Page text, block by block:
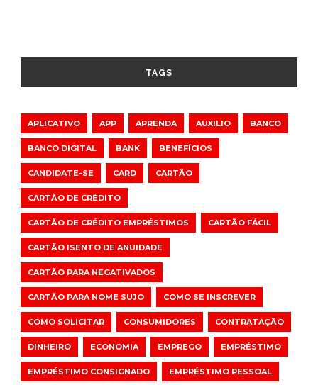
TAGS
APLICATIVO APP APRENDA AUXILIO BANCO
BANCO DIGITAL BANK BENEFÍCIOS
CANDIDATE-SE CARD CARTÃO
CARTÃO DE CRÉDITO
CARTÃO DE CRÉDITO EMPRÉSTIMOS CARTÃO FÁCIL
CARTÃO ISENTO DE ANUIDADE
CARTÃO PARA NEGATIVADOS
CARTÃO PARA NOME SUJO COMO SE INSCREVER
COMO SOLICITAR CONSUMIDORES CONTRATAÇÃO
DINHEIRO ECONOMIA EMPREGO EMPRÉSTIMO
EMPRÉSTIMO CONSIGNADO EMPRÉSTIMO PESSOAL